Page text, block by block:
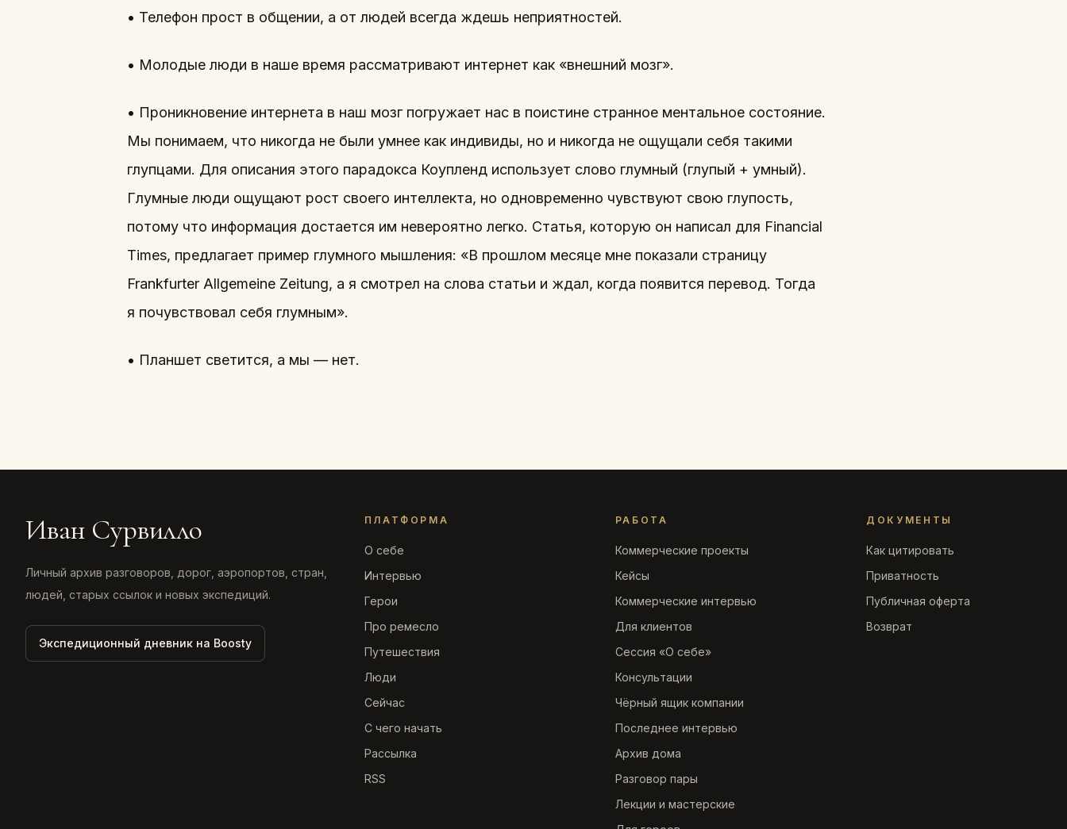
• Телефон прост в общении, а от людей всегда ждешь неприятностей.
• Молодые люди в наше время рассматривают интернет как «внешний мозг».
• Проникновение интернета в наш мозг погружает нас в поистине странное ментальное состояние.
Мы понимаем, что никогда не были умнее как индивиды, но и никогда не ощущали себя такими
глупцами. Для описания этого парадокса Коупленд использует слово глумный (глупый + умный).
Глумные люди ощущают рост своего интеллекта, но одновременно чувствуют свою глупость,
потому что информация достается им невероятно легко. Статья, которую он написал для Financial
Times, предлагает пример глумного мышления: «В прошлом месяце мне показали страницу
Frankfurter Allgemeine Zeitung, а я смотрел на слова статьи и ждал, когда появится перевод. Тогда
я почувствовал себя глумным».
• Планшет светится, а мы — нет.
Иван Сурвилло
Личный архив разговоров, дорог, аэропортов, стран,
людей, старых ссылок и новых экспедиций.
Экспедиционный дневник на Boosty
ПЛАТФОРМА
О себе
Интервью
Герои
Про ремесло
Путешествия
Люди
Сейчас
С чего начать
Рассылка
RSS
РАБОТА
Коммерческие проекты
Кейсы
Коммерческие интервью
Для клиентов
Сессия «О себе»
Консультации
Чёрный ящик компании
Последнее интервью
Архив дома
Разговор пары
Лекции и мастерские
ДОКУМЕНТЫ
Как цитировать
Приватность
Публичная оферта
Возврат